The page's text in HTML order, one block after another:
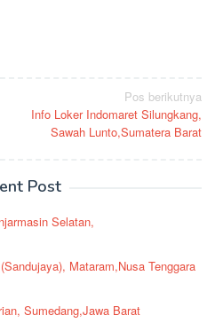
Pos berikutnya
Info Loker Indomaret Silungkang,
Sawah Lunto,Sumatera Barat
Post
Selatan,
Mataram,Nusa Tenggara
Sumedang,Jawa Barat